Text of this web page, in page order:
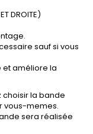
DROITE)
sauf si vous
et améliore la
choisir la bande
vous-memes.
sera réalisée